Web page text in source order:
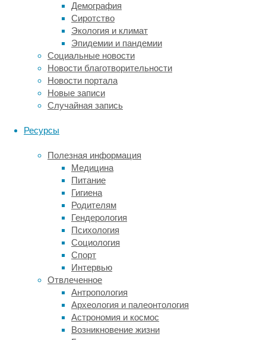
Демография
Сиротство
Экология и климат
Эпидемии и пандемии
Социальные новости
Новости благотворительности
Новости портала
Новые записи
Случайная запись
Ресурсы
Полезная информация
Медицина
Питание
Гигиена
Родителям
Гендерология
Психология
Социология
Спорт
Интервью
Отвлеченное
Антропология
Археология и палеонтология
Астрономия и космос
Возникновение жизни
последние
годы
число
людей
с
астмой
и
вообще
аллергиями
растет,
особенно
явно
видно
детям.
Однако
известно
и
другое:
дети,
которые
растут